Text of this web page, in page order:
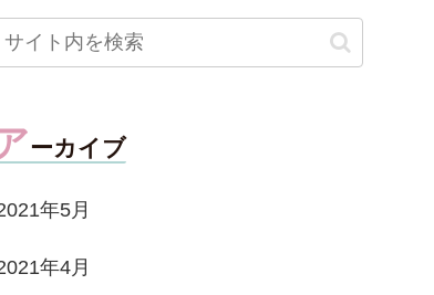
ーカイブ
年5月
年4月